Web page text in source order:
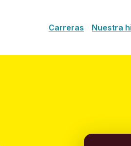
Carreras Nuestra